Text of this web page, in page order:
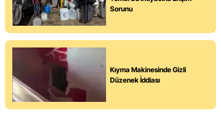
Sorunu
Kıyma Makinesinde Gizli
Düzenek İddiası